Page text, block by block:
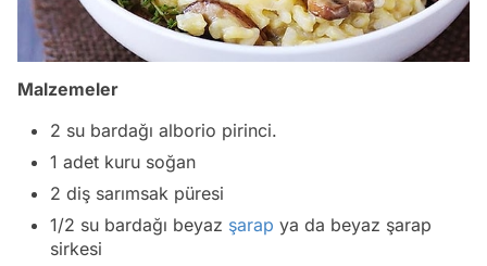
Malzemeler
2 su bardağı alborio pirinci.
1 adet kuru soğan
2 diş sarımsak püresi
1/2 su bardağı beyaz şarap ya da beyaz şarap
sirkesi